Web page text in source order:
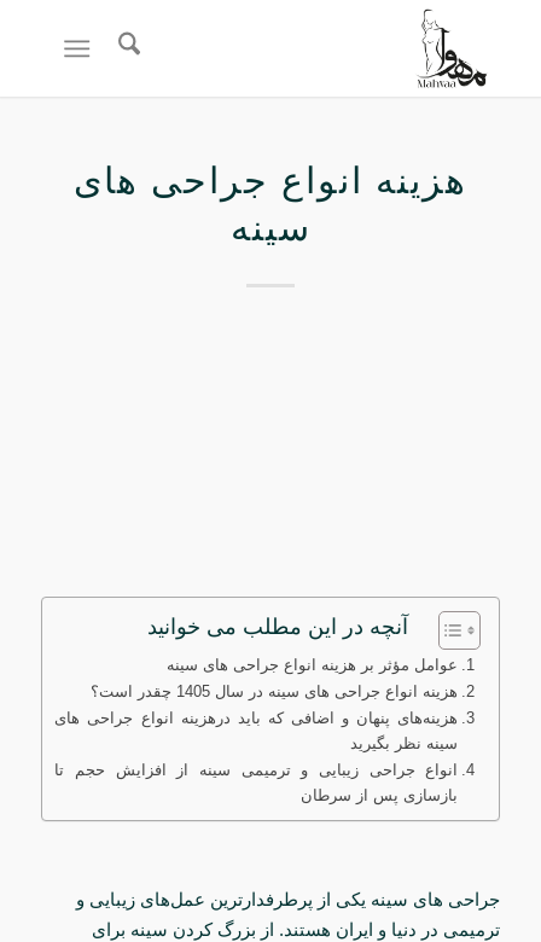
هزینه انواع جراحی‌ های
سینه
آنچه در این مطلب می خوانید
عوامل مؤثر بر هزینه انواع جراحی‌ های سینه
هزینه انواع جراحی‌ های سینه در سال 1405 چقدر است؟
هزینه‌های پنهان و اضافی که باید درهزینه انواع جراحی‌ های
سینه نظر بگیرید
انواع جراحی زیبایی و ترمیمی سینه از افزایش حجم تا
بازسازی پس از سرطان
جراحی‌ های سینه یکی از پرطرفدارترین عمل‌های زیبایی و
ترمیمی در دنیا و ایران هستند. از بزرگ ‌کردن سینه برای